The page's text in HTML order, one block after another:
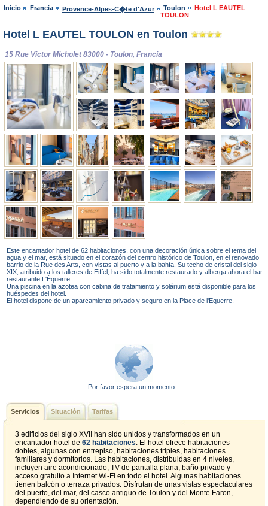
Inicio Francia Provence-Alpes-C�te d'Azur Toulon
Hotel L EAUTEL
TOULON
Hotel L EAUTEL TOULON en Toulon
15 Rue Victor Micholet 83000 - Toulon, Francia
Este encantador hotel de 62 habitaciones, con una decoración única sobre el tema del
agua y el mar, está situado en el corazón del centro histórico de Toulon, en el renovado
barrio de la Rue des Arts, con vistas al puerto y a la bahía. Su techo de cristal del siglo
XIX, atribuido a los talleres de Eiffel, ha sido totalmente restaurado y alberga ahora el bar-
restaurante L'Équerre.
Una piscina en la azotea con cabina de tratamiento y solárium está disponible para los
huéspedes del hotel.
El hotel dispone de un aparcamiento privado y seguro en la Place de l'Equerre.
Por favor espera un momento...
Servicios Situación Tarifas
3 edificios del siglo XVII han sido unidos y transformados en un
encantador hotel de 62 habitaciones. El hotel ofrece habitaciones
dobles, algunas con entrepiso, habitaciones triples, habitaciones
familiares y dormitorios. Las habitaciones, distribuidas en 4 niveles,
incluyen aire acondicionado, TV de pantalla plana, baño privado y
acceso gratuito a Internet Wi-Fi en todo el hotel. Algunas habitaciones
tienen balcón o terraza privados. Disfrutan de unas vistas espectaculares
del puerto, del mar, del casco antiguo de Toulon y del Monte Faron,
dependiendo de su orientación.